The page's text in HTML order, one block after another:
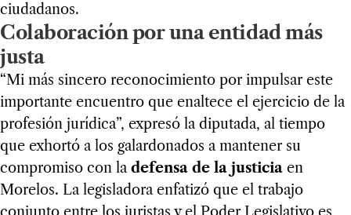
ciudadanos.
Colaboración por una entidad más
justa
“Mi más sincero reconocimiento por impulsar este
importante encuentro que enaltece el ejercicio de la
profesión jurídica”, expresó la diputada, al tiempo
que exhortó a los galardonados a mantener su
compromiso con la defensa de la justicia en
Morelos. La legisladora enfatizó que el trabajo